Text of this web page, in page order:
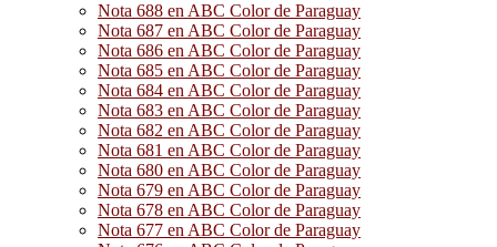
Nota 688 en ABC Color de Paraguay
Nota 687 en ABC Color de Paraguay
Nota 686 en ABC Color de Paraguay
Nota 685 en ABC Color de Paraguay
Nota 684 en ABC Color de Paraguay
Nota 683 en ABC Color de Paraguay
Nota 682 en ABC Color de Paraguay
Nota 681 en ABC Color de Paraguay
Nota 680 en ABC Color de Paraguay
Nota 679 en ABC Color de Paraguay
Nota 678 en ABC Color de Paraguay
Nota 677 en ABC Color de Paraguay